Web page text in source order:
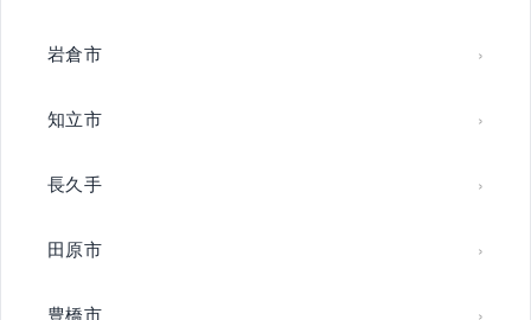
岩倉市
知立市
長久手
田原市
豊橋市